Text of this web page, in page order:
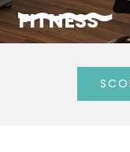
FITNESS